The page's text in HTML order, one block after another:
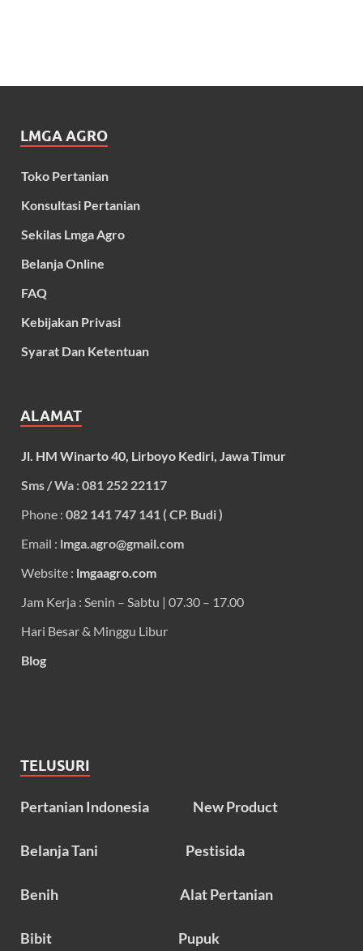
LMGA AGRO
Toko Pertanian
Konsultasi Pertanian
Sekilas Lmga Agro
Belanja Online
FAQ
Kebijakan Privasi
Syarat Dan Ketentuan
ALAMAT
Jl. HM Winarto 40, Lirboyo Kediri, Jawa Timur
Sms / Wa : 081 252 22117
Phone : 082 141 747 141 ( CP. Budi )
Email : lmga.agro@gmail.com
Website : lmgaagro.com
Jam Kerja : Senin – Sabtu | 07.30 – 17.00
Hari Besar & Minggu Libur
Blog
TELUSURI
Pertanian Indonesia New Product
Belanja Tani Pestisida
Benih Alat Pertanian
Bibit Pupuk